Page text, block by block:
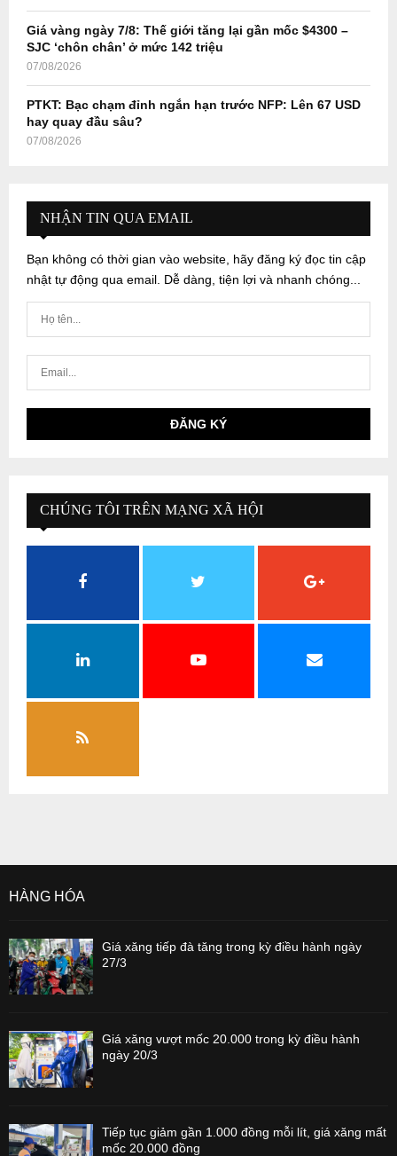
Giá vàng ngày 7/8: Thế giới tăng lại gần mốc $4300 –
SJC ‘chôn chân’ ở mức 142 triệu
07/08/2026
PTKT: Bạc chạm đỉnh ngắn hạn trước NFP: Lên 67 USD
hay quay đầu sâu?
07/08/2026
NHẬN TIN QUA EMAIL
Bạn không có thời gian vào website, hãy đăng ký đọc tin cập
nhật tự động qua email. Dễ dàng, tiện lợi và nhanh chóng...
CHÚNG TÔI TRÊN MẠNG XÃ HỘI
HÀNG HÓA
Giá xăng tiếp đà tăng trong kỳ điều hành ngày
27/3
Giá xăng vượt mốc 20.000 trong kỳ điều hành
ngày 20/3
Tiếp tục giảm gần 1.000 đồng mỗi lít, giá xăng mất
mốc 20.000 đồng